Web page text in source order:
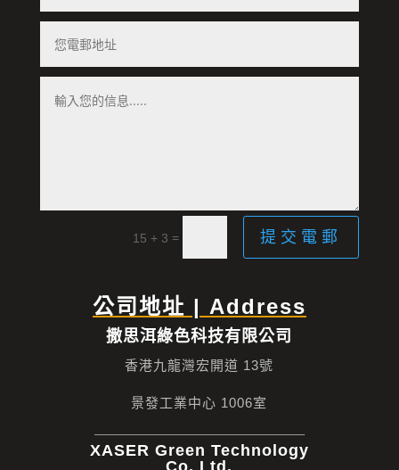
15 + 3 = 提交電郵
公司地址 | Address
撒思洱綠色科技有限公司
香港九龍灣宏開道 13號
景發工業中心 1006室
XASER Green Technology
Co. Ltd.